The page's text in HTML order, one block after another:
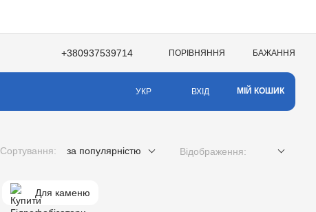
+380937539714 ПОРІВНЯННЯ БАЖАННЯ
УКР ВХІД МІЙ КОШИК
Сортування: за популярністю Відображення:
Для каменю